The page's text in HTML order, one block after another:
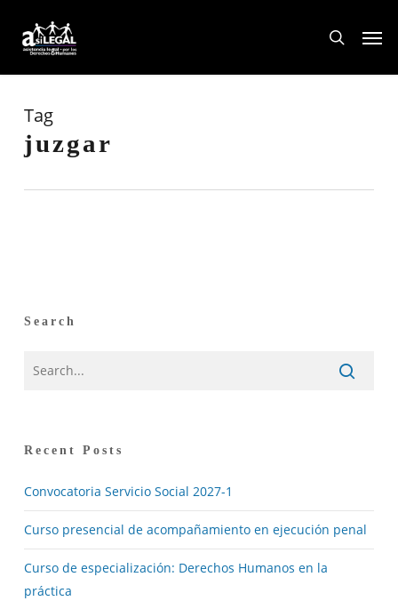
main
content
search
Tag
juzgar
Search
Recent Posts
Convocatoria Servicio Social 2027-1
Curso presencial de acompañamiento en ejecución penal
Curso de especialización: Derechos Humanos en la
práctica